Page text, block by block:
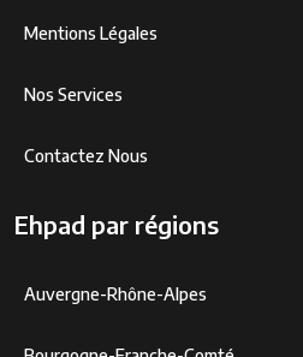
Mentions Légales
Nos Services
Contactez Nous
Ehpad par régions
Auvergne-Rhône-Alpes